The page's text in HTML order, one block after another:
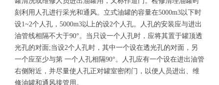
刻利用人孔进行采光和通风。立式油罐的容量在5000m3以下时
设1~2个人孔，5000m3以上的设2个人孔。人孔的安装应与进出
油管线相隔不大于90°。当只设一个人孔时，应将其置于罐顶透
光孔的对面;当设2个人孔时，其中一个设在透光孔的对面，另
一个应至少与第 一个人孔相隔90°。人孔应有一个设在进出油管
右侧附近，并尽量使人孔正对罐室密闭门，以便人员进出、维
修油罐和通风接管用。